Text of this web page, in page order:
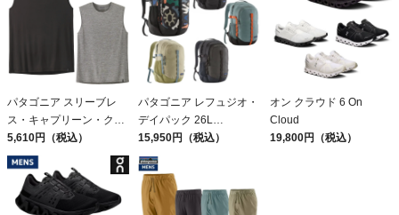
パタゴニア スリーブレ
ス・キャプリーン・クー
ル・デイリー・シャツ
Patagonia Sleeveless
Capilene Cool Daily
Shirt
5,610円（税込）
パタゴニア レフュジオ・
デイパック 26L
PATAGONIA REFUGIO
DAY PACK 47914
15,950円（税込）
オン クラウド 6 On
Cloud
19,800円（税込）